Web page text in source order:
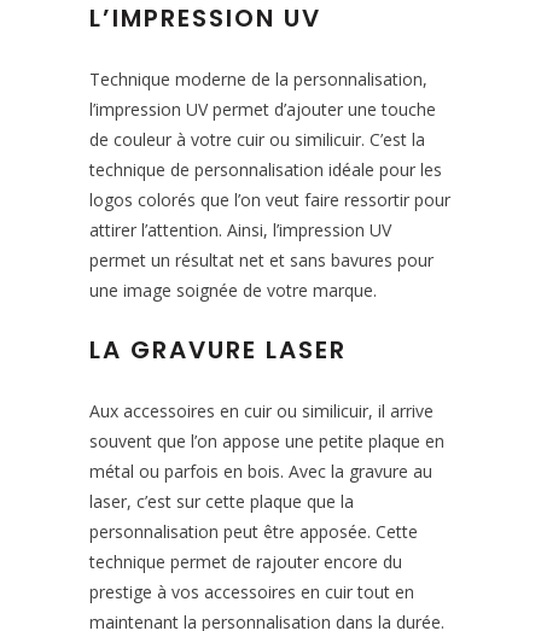
L’IMPRESSION UV
Technique moderne de la personnalisation,
l’impression UV permet d’ajouter une touche
de couleur à votre cuir ou similicuir. C’est la
technique de personnalisation idéale pour les
logos colorés que l’on veut faire ressortir pour
attirer l’attention. Ainsi, l’impression UV
permet un résultat net et sans bavures pour
une image soignée de votre marque.
LA GRAVURE LASER
Aux accessoires en cuir ou similicuir, il arrive
souvent que l’on appose une petite plaque en
métal ou parfois en bois. Avec la gravure au
laser, c’est sur cette plaque que la
personnalisation peut être apposée. Cette
technique permet de rajouter encore du
prestige à vos accessoires en cuir tout en
maintenant la personnalisation dans la durée.